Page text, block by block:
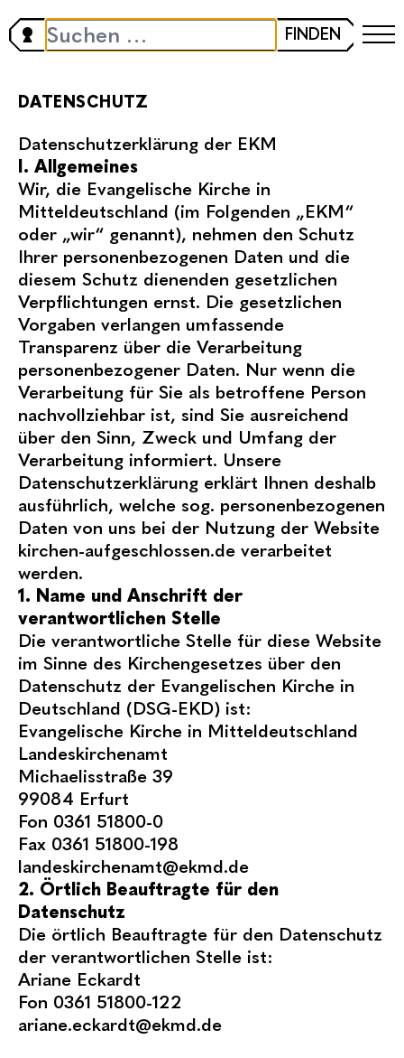
FINDEN
DATENSCHUTZ
Datenschutzerklärung der EKM
I. Allgemeines
Wir, die Evangelische Kirche in
Mitteldeutschland (im Folgenden „EKM“
oder „wir“ genannt), nehmen den Schutz
Ihrer personenbezogenen Daten und die
diesem Schutz dienenden gesetzlichen
Verpflichtungen ernst. Die gesetzlichen
Vorgaben verlangen umfassende
Transparenz über die Verarbeitung
personenbezogener Daten. Nur wenn die
Verarbeitung für Sie als betroffene Person
nachvollziehbar ist, sind Sie ausreichend
über den Sinn, Zweck und Umfang der
Verarbeitung informiert. Unsere
Datenschutzerklärung erklärt Ihnen deshalb
ausführlich, welche sog. personenbezogenen
Daten von uns bei der Nutzung der Website
kirchen-aufgeschlossen.de verarbeitet
werden.
1. Name und Anschrift der
verantwortlichen Stelle
Die verantwortliche Stelle für diese Website
im Sinne des Kirchengesetzes über den
Datenschutz der Evangelischen Kirche in
Deutschland (DSG-EKD) ist:
Evangelische Kirche in Mitteldeutschland
Landeskirchenamt
Michaelisstraße 39
99084 Erfurt
Fon 0361 51800-0
Fax 0361 51800-198
landeskirchenamt@ekmd.de
2. Örtlich Beauftragte für den
Datenschutz
Die örtlich Beauftragte für den Datenschutz
der verantwortlichen Stelle ist:
Ariane Eckardt
Fon 0361 51800-122
ariane.eckardt@ekmd.de